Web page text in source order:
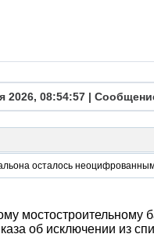
2026, 08:54:57 |
осталось
мостостроительному
об исключении из